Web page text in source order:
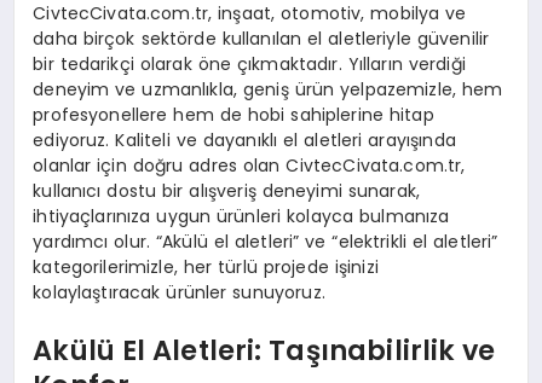
CivtecCivata.com.tr, inşaat, otomotiv, mobilya ve
daha birçok sektörde kullanılan el aletleriyle güvenilir
bir tedarikçi olarak öne çıkmaktadır. Yılların verdiği
deneyim ve uzmanlıkla, geniş ürün yelpazemizle, hem
profesyonellere hem de hobi sahiplerine hitap
ediyoruz. Kaliteli ve dayanıklı el aletleri arayışında
olanlar için doğru adres olan CivtecCivata.com.tr,
kullanıcı dostu bir alışveriş deneyimi sunarak,
ihtiyaçlarınıza uygun ürünleri kolayca bulmanıza
yardımcı olur. “Akülü el aletleri” ve “elektrikli el aletleri”
kategorilerimizle, her türlü projede işinizi
kolaylaştıracak ürünler sunuyoruz.
Akülü El Aletleri: Taşınabilirlik ve